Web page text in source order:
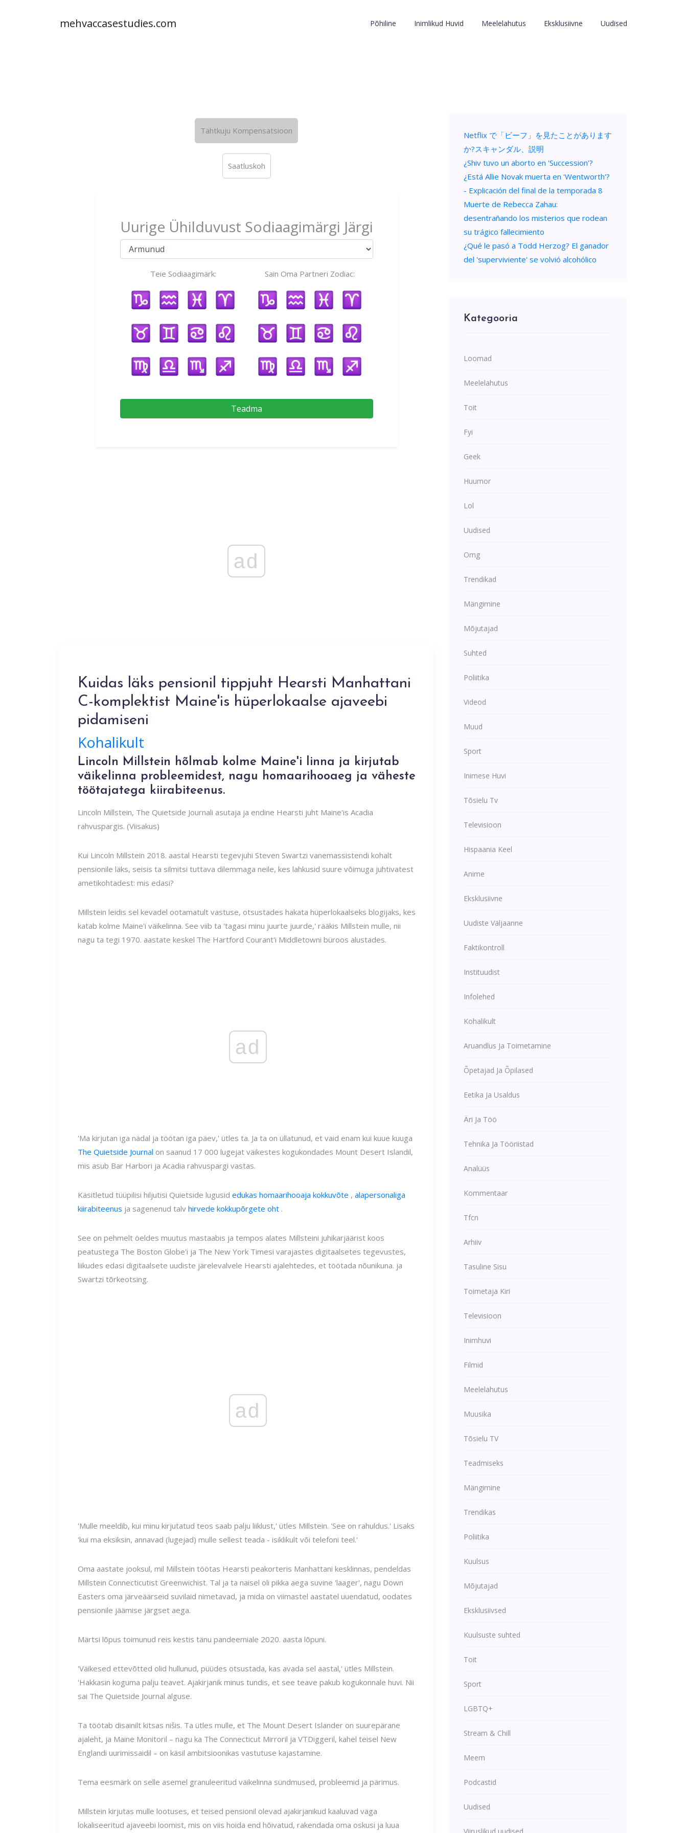
mehvaccasestudies.com Põhiline Inimlikud Huvid Meelelahutus Eksklusiivne Uudised
Tähtkuju Kompensatsioon
Saatluskoh
Uurige Ühilduvust Sodiaagimärgi Järgi
Teie Sodiaagimärk: Sain Oma Partneri Zodiac:
Teadma
ad
Kuidas läks pensionil tippjuht Hearsti Manhattani
C-komplektist Maine'is hüperlokaalse ajaveebi
pidamiseni
Kohalikult
Lincoln Millstein hõlmab kolme Maine'i linna ja kirjutab
väikelinna probleemidest, nagu homaarihooaeg ja väheste
töötajatega kiirabiteenus.
Lincoln Millstein, The Quietside Journali asutaja ja endine Hearsti juht Maine'is Acadia
rahvuspargis. (Viisakus)
Kui Lincoln Millstein 2018. aastal Hearsti tegevjuhi Steven Swartzi vanemassistendi kohalt
pensionile läks, seisis ta silmitsi tuttava dilemmaga neile, kes lahkusid suure võimuga juhtivatest
ametikohtadest: mis edasi?
Millstein leidis sel kevadel ootamatult vastuse, otsustades hakata hüperlokaalseks blogijaks, kes
katab kolme Maine'i väikelinna. See viib ta 'tagasi minu juurte juurde,' rääkis Millstein mulle, nii
nagu ta tegi 1970. aastate keskel The Hartford Courant'i Middletowni büroos alustades.
ad
'Ma kirjutan iga nädal ja töötan iga päev,' ütles ta. Ja ta on üllatunud, et vaid enam kui kuue kuuga
The Quietside Journal on saanud 17 000 lugejat väikestes kogukondades Mount Desert Islandil,
mis asub Bar Harbori ja Acadia rahvuspargi vastas.
Käsitletud tüüpilisi hiljutisi Quietside lugusid edukas homaarihooaja kokkuvõte , alapersonaliga
kiirabiteenus ja sagenenud talv hirvede kokkupõrgete oht .
See on pehmelt öeldes muutus mastaabis ja tempos alates Millsteini juhikarjäärist koos
peatustega The Boston Globe'i ja The New York Timesi varajastes digitaalsetes tegevustes,
liikudes edasi digitaalsete uudiste järelevalvele Hearsti ajalehtedes, et töötada nõunikuna. ja
Swartzi tõrkeotsing.
ad
'Mulle meeldib, kui minu kirjutatud teos saab palju liiklust,' ütles Millstein. 'See on rahuldus.' Lisaks
'kui ma eksiksin, annavad (lugejad) mulle sellest teada - isiklikult või telefoni teel.'
Oma aastate jooksul, mil Millstein töötas Hearsti peakorteris Manhattani kesklinnas, pendeldas
Millstein Connecticutist Greenwichist. Tal ja ta naisel oli pikka aega suvine 'laager', nagu Down
Easters oma järveäärseid suvilaid nimetavad, ja mida on viimastel aastatel uuendatud, oodates
pensionile jäämise järgset aega.
Märtsi lõpus toimunud reis kestis tänu pandeemiale 2020. aasta lõpuni.
'Väikesed ettevõtted olid hullunud, püüdes otsustada, kas avada sel aastal,' ütles Millstein.
'Hakkasin koguma palju teavet. Ajakirjanik minus tundis, et see teave pakub kogukonnale huvi. Nii
sai The Quietside Journal alguse.
Ta töötab disainilt kitsas nišis. Ta ütles mulle, et The Mount Desert Islander on suurepärane
ajaleht, ja Maine Monitoril – nagu ka The Connecticut Mirroril ja VTDiggeril, kahel teisel New
Englandi uurimissaidil – on käsil ambitsioonikas vastutuse kajastamine.
Tema eesmärk on selle asemel granuleeritud väikelinna sündmused, probleemid ja pärimus.
Millstein kirjutas mulle lootuses, et teised pensionil olevad ajakirjanikud kaaluvad väga
lokaliseeritud ajaveebi loomist, mis on viis hoida end hõivatud, rakendada oma oskusi ja luua
Netflix で「ビーフ」を見たことがあります
か?スキャンダル、説明
¿Shiv tuvo un aborto en 'Succession'?
¿Está Allie Novak muerta en 'Wentworth'?
- Explicación del final de la temporada 8
Muerte de Rebecca Zahau:
desentrañando los misterios que rodean
su trágico fallecimiento
¿Qué le pasó a Todd Herzog? El ganador
del 'superviviente' se volvió alcohólico
Kategooria
Loomad
Meelelahutus
Toit
Fyi
Geek
Huumor
Lol
Uudised
Omg
Trendikad
Mängimine
Mõjutajad
Suhted
Poliitika
Videod
Muud
Sport
Inimese Huvi
Tõsielu Tv
Televisioon
Hispaania Keel
Anime
Eksklusiivne
Uudiste Väljaanne
Faktikontroll
Instituudist
Infolehed
Kohalikult
Aruandlus Ja Toimetamine
Õpetajad Ja Õpilased
Eetika Ja Usaldus
Äri Ja Töö
Tehnika Ja Tööriistad
Analüüs
Kommentaar
Tfcn
Arhiiv
Tasuline Sisu
Toimetaja Kiri
Televisioon
Inimhuvi
Filmid
Meelelahutus
Muusika
Tõsielu TV
Teadmiseks
Mängimine
Trendikas
Poliitika
Kuulsus
Mõjutajad
Eksklusiivsed
Kuulsuste suhted
Toit
Sport
LGBTQ+
Stream & Chill
Meem
Podcastid
Uudised